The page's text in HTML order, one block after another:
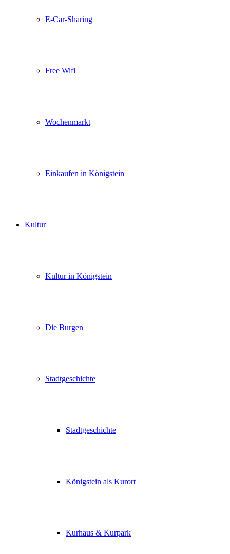
E-Car-Sharing
Free Wifi
Wochenmarkt
Einkaufen in Königstein
Kultur
Kultur in Königstein
Die Burgen
Stadtgeschichte
Stadtgeschichte
Königstein als Kurort
Kurhaus & Kurpark